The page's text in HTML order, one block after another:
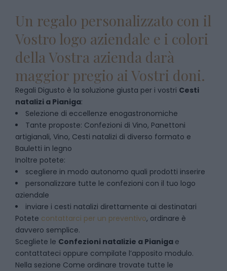
Un regalo personalizzato con il
Vostro logo aziendale e i colori
della Vostra azienda darà
maggior pregio ai Vostri doni.
Regali Digusto è la soluzione giusta per i vostri Cesti
natalizi a Pianiga:
Selezione di eccellenze enogastronomiche
Tante proposte: Confezioni di Vino, Panettoni
artigianali, Vino, Cesti natalizi di diverso formato e
Bauletti in legno
Inoltre potete:
scegliere in modo autonomo quali prodotti inserire
personalizzare tutte le confezioni con il tuo logo
aziendale
inviare i cesti natalizi direttamente ai destinatari
Potete contattarci per un preventivo, ordinare è
davvero semplice.
Scegliete le Confezioni natalizie a Pianiga e
contattateci oppure compilate l’apposito modulo.
Nella sezione Come ordinare trovate tutte le